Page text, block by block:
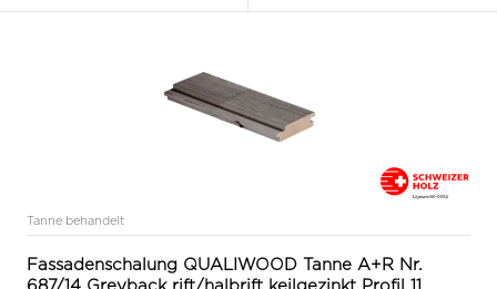
Tanne behandelt
Fassadenschalung QUALIWOOD Tanne A+R Nr.
687/14 Greyback rift/halbrift keilgezinkt Profil 11